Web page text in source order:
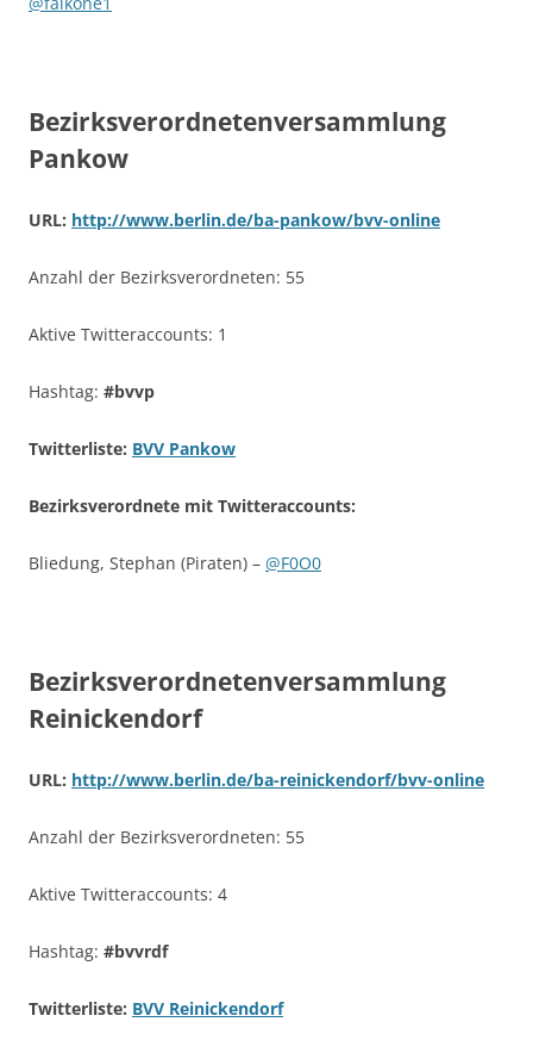
Bezirksverordnetenversammlung
Pankow
URL: http://www.berlin.de/ba-pankow/bvv-online
Anzahl der Bezirksverordneten: 55
Aktive Twitteraccounts: 1
Hashtag: #bvvp
Twitterliste: BVV Pankow
Bezirksverordnete mit Twitteraccounts:
Bliedung, Stephan (Piraten) – @F0O0
Bezirksverordnetenversammlung
Reinickendorf
URL: http://www.berlin.de/ba-reinickendorf/bvv-online
Anzahl der Bezirksverordneten: 55
Aktive Twitteraccounts: 4
Hashtag: #bvvrdf
Twitterliste: BVV Reinickendorf